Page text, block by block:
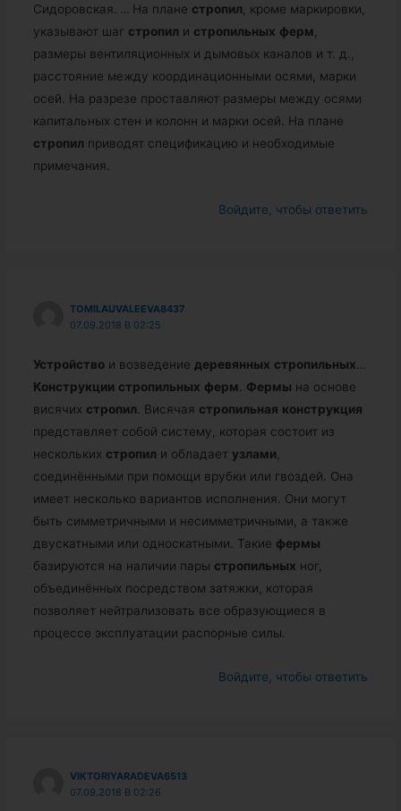
Сидоровская.
… На плане стропил , кроме маркировки,
указывают шаг стропил и стропильных ферм
размеры вентиляционных и дымовых каналов и т. д.,
расстояние между координационными осями, марки
осей. На разрезе проставляют размеры между осями
капитальных стен и колонн и марки осей. На плане
стропил приводят спецификацию и необходимые
примечания.
Войдите, чтобы ответить
TOMILAUVALEEVA8437
07.09.2018 В 02:25
Устройствои возведение деревянных стропильных…
Конструкции стропильных ферм. Фермы на основе
висячих стропил. Висячая стропильная конструкция
представляет собой систему, которая состоит из
нескольких стропил и обладает узлами,
соединёнными при помощи врубки или гвоздей. Она
имеет несколько вариантов исполнения. Они могут
быть симметричными и несимметричными, а также
двускатными или односкатными. Такие фермы
базируются на наличии пары стропильных ног,
объединённых посредством затяжки, которая
позволяет нейтрализовать все образующиеся в
процессе эксплуатации распорные силы.
Войдите, чтобы ответить
VIKTORIYARADEVA6513
07.09.2018 В 02:26